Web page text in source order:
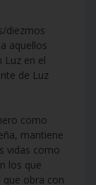
diezmos
aquellos
Luz en el
de Luz
como
mantiene
vidas como
los que
que obra con